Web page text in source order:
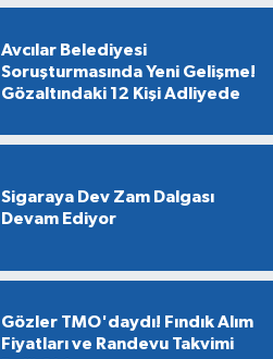
Avcılar Belediyesi
Soruşturmasında Yeni Gelişme!
Gözaltındaki 12 Kişi Adliyede
Sigaraya Dev Zam Dalgası
Devam Ediyor
Gözler TMO'daydı! Fındık Alım
Fiyatları ve Randevu Takvimi